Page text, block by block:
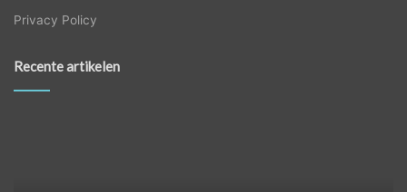
Privacy Policy
Recente artikelen